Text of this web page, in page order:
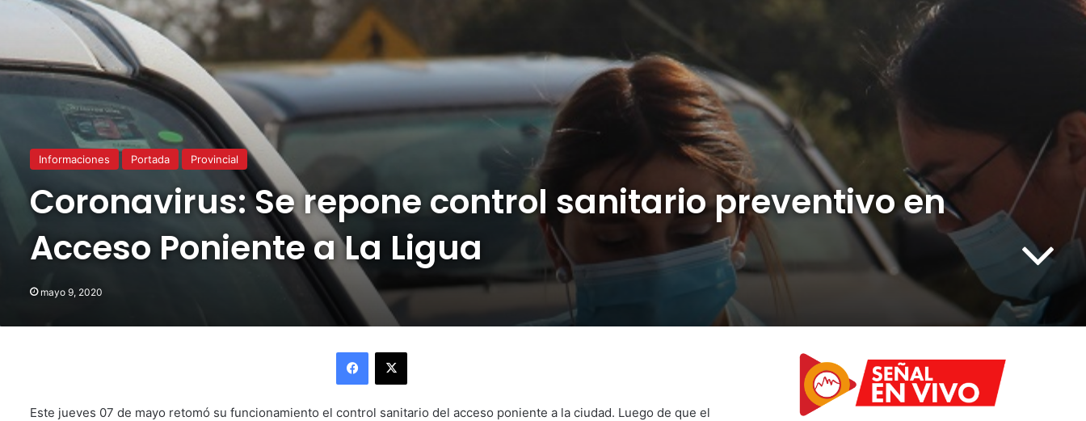
Informaciones Portada Provincial
Coronavirus: Se repone control sanitario preventivo en
Acceso Poniente a La Ligua
mayo 9, 2020
Este jueves 07 de mayo retomó su funcionamiento el control sanitario del acceso poniente a la ciudad. Luego de que el